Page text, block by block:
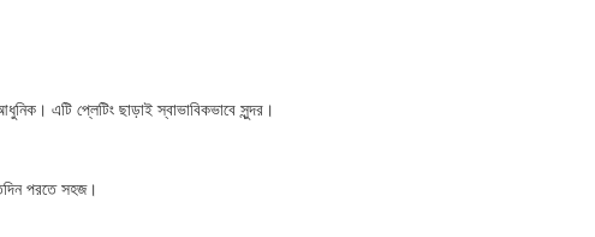
এটি প্লেটিং ছাড়াই স্বাভাবিকভাবে সুন্দর।
পরতে সহজ।